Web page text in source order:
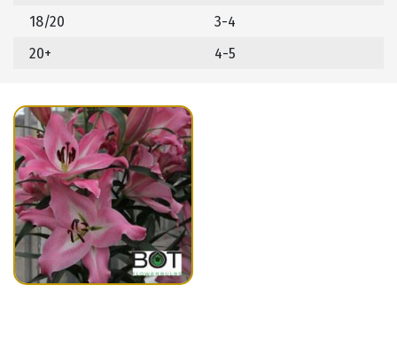
18/20
3-4
20+
4-5